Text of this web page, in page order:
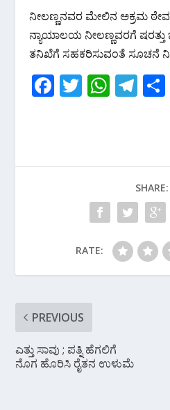
ನೀಲಣ್ಣನವರ ಮೇಲಿನ ಅಕ್ರಮ
ನ್ಯಾಯಾಲಯ ನೀಲಣ್ಣವರಗೆ ಷರತ್ತು
ತನಿಖೆಗೆ ಸಹಕರಿಸುವಂತೆ ಸೂಚನೆ
F
ac
o
T
w
W
h
A
p
p
T
el
a
m
SHARE:
RATE:
PREVIOUS
ಎತ್ತು ಸಾವು ; ಪತ್ನಿ ಹೆಗಲಿಗೆ
ನೊಗ ಹೊರಿಸಿ ರೈತನ ಉಳುಮೆ